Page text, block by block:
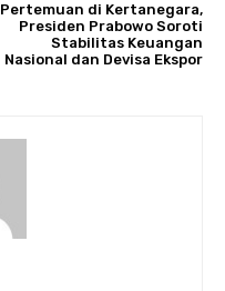
Pertemuan di Kertanegara,
Presiden Prabowo Soroti
Stabilitas Keuangan
Nasional dan Devisa Ekspor